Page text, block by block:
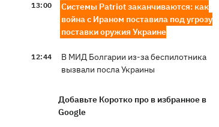
13:00
Системы Patriot заканчиваются: как
война с Ираном поставила под угрозу
поставки оружия Украине
12:44
В МИД Болгарии из-за беспилотника
вызвали посла Украины
Добавьте Коротко про в избранное в
Google